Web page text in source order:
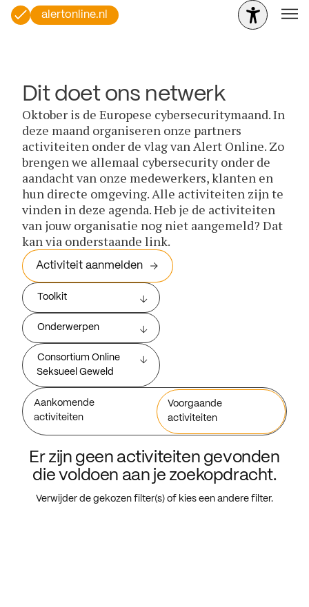
alertonline.nl
Dit doet ons netwerk
Oktober is de Europese cybersecuritymaand. In
deze maand organiseren onze partners
activiteiten onder de vlag van Alert Online. Zo
brengen we allemaal cybersecurity onder de
aandacht van onze medewerkers, klanten en
hun directe omgeving. Alle activiteiten zijn te
vinden in deze agenda. Heb je de activiteiten
van jouw organisatie nog niet aangemeld? Dat
kan via onderstaande link.
Activiteit aanmelden
Toolkit
Onderwerpen
Consortium Online
Seksueel Geweld
Aankomende
activiteiten
Voorgaande
activiteiten
Er zijn geen activiteiten gevonden
die voldoen aan je zoekopdracht.
Verwijder de gekozen filter(s) of kies een andere filter.